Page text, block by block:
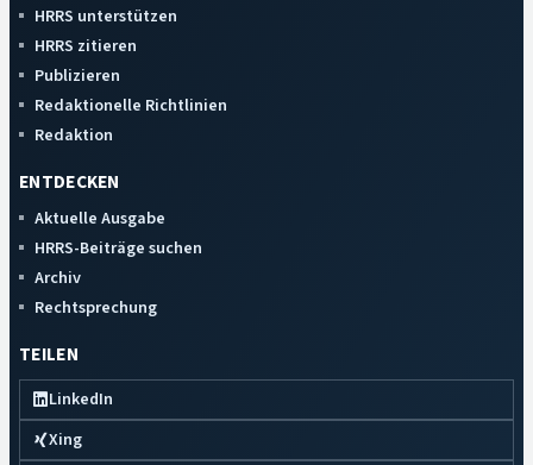
HRRS unterstützen
HRRS zitieren
Publizieren
Redaktionelle Richtlinien
Redaktion
ENTDECKEN
Aktuelle Ausgabe
HRRS-Beiträge suchen
Archiv
Rechtsprechung
TEILEN
LinkedIn
Xing